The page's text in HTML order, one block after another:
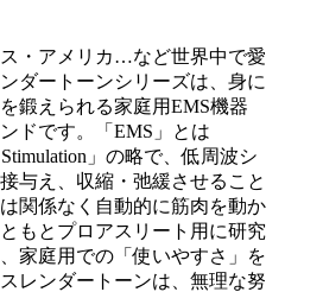
・アメリカ…など世界中で愛
ダートーンシリーズは、身に
鍛えられる家庭用EMS機器
ドです。「EMS」とは
Stimulation」の略で、低周波シ
与え、収縮・弛緩させること
関係なく自動的に筋肉を動か
もとプロアスリート用に研究
家庭用での「使いやすさ」を
レンダートーンは、無理な努